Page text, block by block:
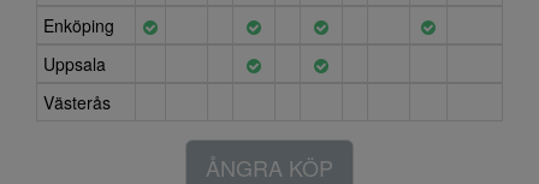
Enköping
Uppsala
Västerås
ÅNGRA KÖP